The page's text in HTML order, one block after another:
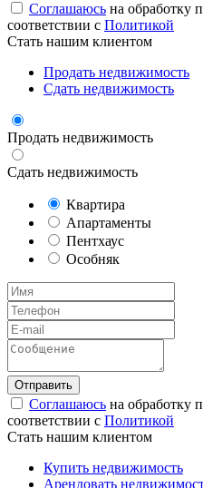
Соглашаюсь на обработку
соответствии с Политикой
Стать нашим клиентом
Продать недвижимость
Сдать недвижимость
Продать недвижимость
Сдать недвижимость
Квартира
Апартаменты
Пентхаус
Особняк
Соглашаюсь на обработку
соответствии с Политикой
Стать нашим клиентом
Купить недвижимость
Арендовать